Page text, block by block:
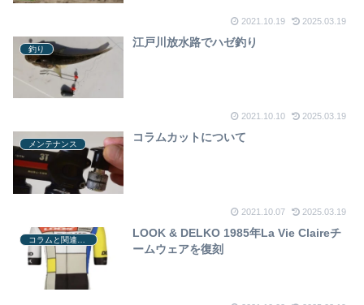
2021.10.19 2025.03.19
釣り
江戸川放水路でハゼ釣り
2021.10.10 2025.03.19
メンテナンス
コラムカットについて
2021.10.07 2025.03.19
LOOK & DELKO 1985年La Vie Claireチ
ームウェアを復刻